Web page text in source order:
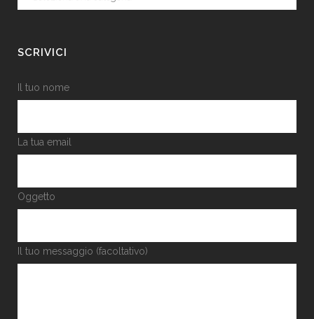
SCRIVICI
Il tuo nome
La tua email
Oggetto
Il tuo messaggio (facoltativo)